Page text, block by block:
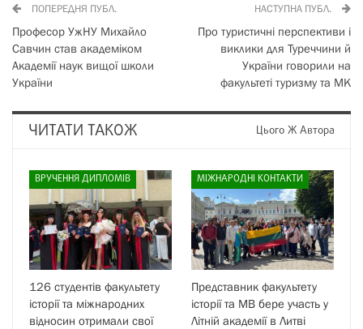
ПОПЕРЕДНЯ ПУБЛ.
Професор УжНУ Михайло
Савчин став академіком
Академії наук вищої школи
України
НАСТУПНА ПУБЛ.
Про туристичні перспективи і
виклики для Туреччини й
України говорили на
факультеті туризму та МК
ЧИТАТИ ТАКОЖ Цього Ж Автора
ВРУЧЕННЯ ДИПЛОМІВ
126 студентів факультету
історії та міжнародних
відносин отримали свої
МІЖНАРОДНІ КОНТАКТИ
Представник факультету
історії та МВ бере участь у
Літній академії в Литві